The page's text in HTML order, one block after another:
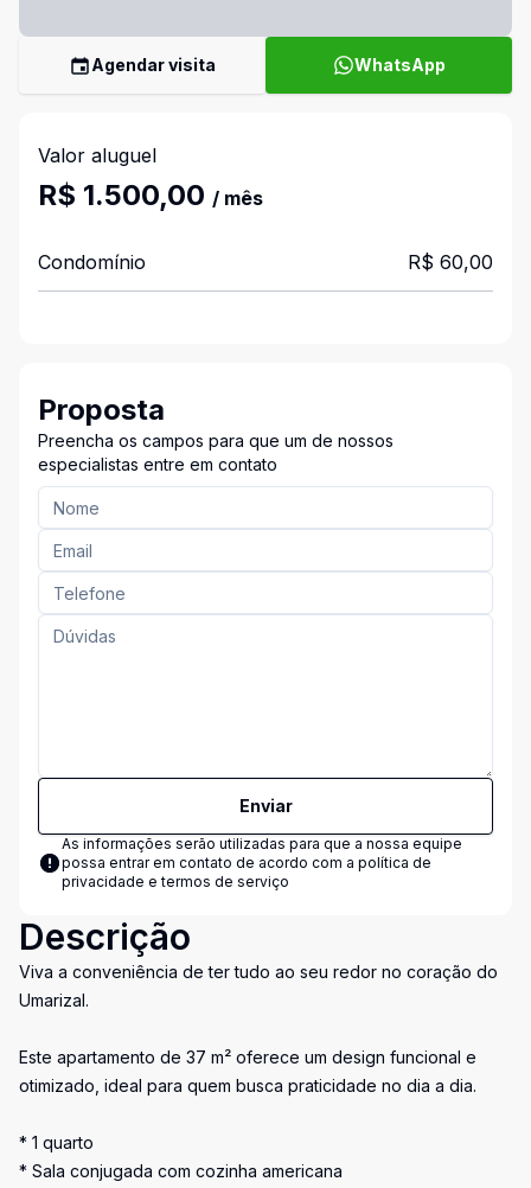
Agendar visita WhatsApp
Valor aluguel
R$ 1.500,00 / mês
Condomínio R$ 60,00
Proposta
Preencha os campos para que um de nossos
especialistas entre em contato
Enviar
As informações serão utilizadas para que a nossa equipe
possa entrar em contato de acordo com a política de
privacidade e termos de serviço
Descrição
Viva a conveniência de ter tudo ao seu redor no coração do
Umarizal.
Este apartamento de 37 m² oferece um design funcional e
otimizado, ideal para quem busca praticidade no dia a dia.
* 1 quarto
* Sala conjugada com cozinha americana